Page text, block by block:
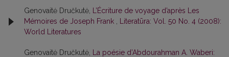
Genovaitė Dručkutė,
L’Écriture de voyage d’après Les
Mémoi­res de Joseph Frank
Literatūra: Vol. 50 No. 4 (2008):
World Literatures
Genovaitė Dručkutė,
La poésie d’Abdourahman A. Waberi: